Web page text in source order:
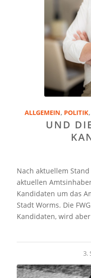
ALLGEMEIN, POLITIK
UND
Nach aktuellem
aktuellen
Kandidaten um das
Stadt Worms. Die
Kandidaten, wird
3.